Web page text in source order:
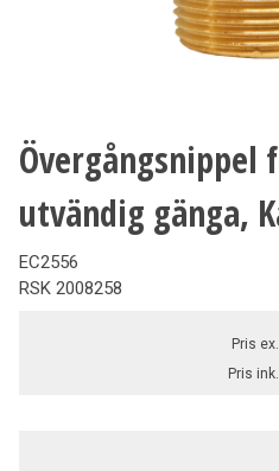
Övergångsnippel
utvändig gänga,
EC2556
RSK 2008258
Pris
Pris